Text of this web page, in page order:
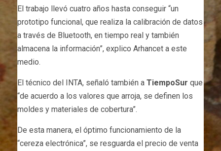
El trabajo llevó cuatro años hasta conseguir “un
prototipo funcional, que realiza la calibración de datos
a través de Bluetooth, en tiempo real y también
almacena la información”, explico Arhancet a este
medio.
El técnico del INTA, señaló también a TiempoSur que
“de acuerdo a los valores que arroja, se definen los
moldes y materiales de cobertura”.
De esta manera, el óptimo funcionamiento de la
“cereza electrónica”, se resguarda el precio de venta